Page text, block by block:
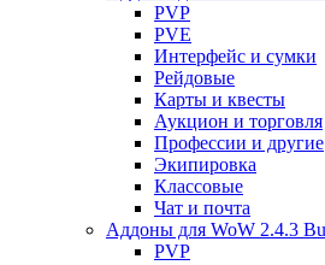
PVP
PVE
Интерфейс и сумки
Рейдовые
Карты и квесты
Аукцион и торговля
Профессии и другие
Экипировка
Классовые
Чат и почта
Аддоны для WoW 2.4.3
PVP